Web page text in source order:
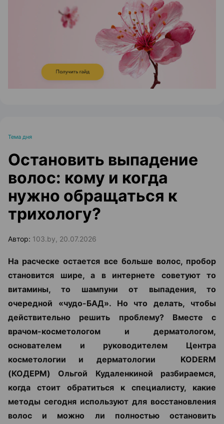
ЭФФЕКТИВНАЯ РЕКЛАМА НА САЙТЕ
Тема дня
Остановить выпадение
волос: кому и когда
нужно обращаться к
трихологу?
Автор: 103.by, 20.07.2026
На расческе остается все больше волос, пробор
становится шире, а в интернете советуют то
витамины, то шампуни от выпадения, то
очередной «чудо-БАД». Но что делать, чтобы
действительно решить проблему? Вместе с
врачом-косметологом и дерматологом,
основателем и руководителем Центра
косметологии и дерматологии KODERM
(КОДЕРМ) Ольгой Кудаленкиной разбираемся,
когда стоит обратиться к специалисту, какие
методы сегодня используют для восстановления
волос и можно ли полностью остановить